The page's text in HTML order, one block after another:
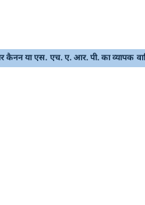
कैनन या एस. एच. ए. आर. पी. का व्यापक